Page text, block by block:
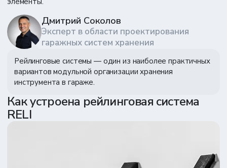
Дмитрий Соколов
Эксперт в области проектирования
гаражных систем хранения
Рейлинговые системы — один из наиболее практичных
вариантов модульной организации хранения
инструмента в гараже.
Как устроена рейлинговая система
RELI